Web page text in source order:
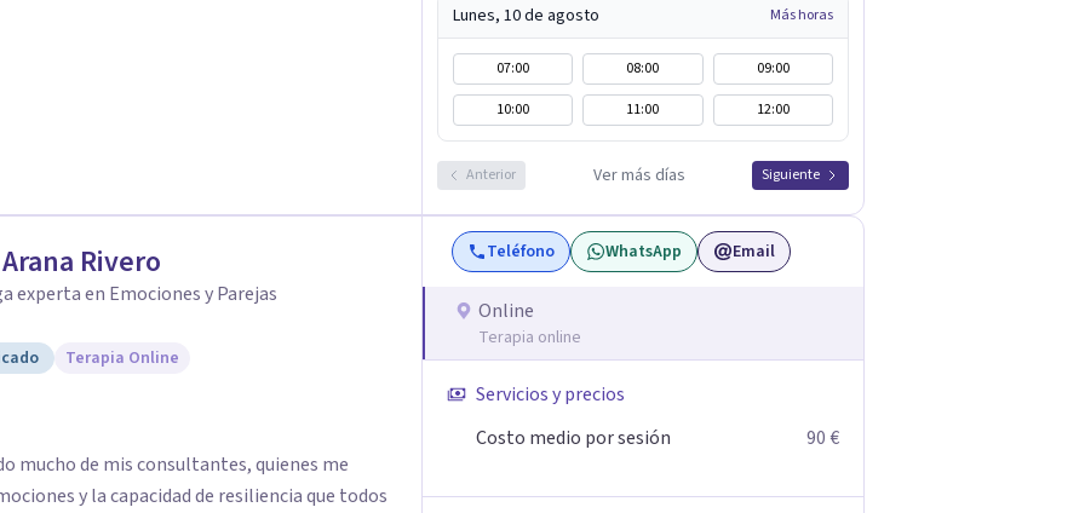
Lunes, 10 de agosto Más horas
07:00 08:00
09:00
10:00
11:00 12:00
Anterior Ver más días Siguiente
Rivero
experta en Emociones y Parejas
Terapia Online
mucho de mis consultantes, quienes me
y la capacidad de resiliencia que todos
Teléfono WhatsApp Email
Online
Terapia online
Servicios y precios
Costo medio por sesión
90 €